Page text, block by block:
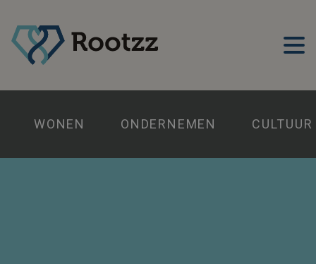
WONEN ONDERNEMEN CULTUUR